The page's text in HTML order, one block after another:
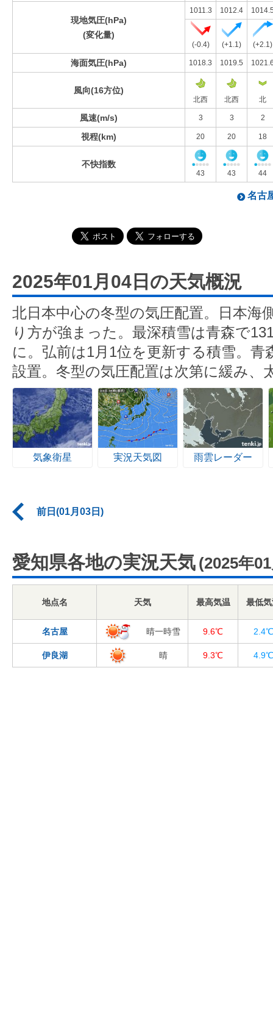
現地気圧(hPa)
(変化量)
1011.3 1012.4
(-0.4) (+1.1) (+2.1)
海面気圧(hPa) 1018.3 1019.5
風向(16方位)
北西 北西 北
風速(m/s) 3 3 2
視程(km) 20 20 18
不快指数
43 43 44
名古
2025年01月04日の天気概況
北日本中心の冬型の気圧配置。日本海
り方が強まった。最深積雪は青森で
に。弘前は1月1位を更新する積雪。青
設置。冬型の気圧配置は次第に緩み、
気象衛星 実況天気図 雨雲レーダー
前日(01月03日)
愛知県各地の実況天気 (2025年
地点名 天気 最高気温 最低
名古屋 晴一時雪 9.6℃ 2.4℃
伊良湖 晴 9.3℃ 4.9℃